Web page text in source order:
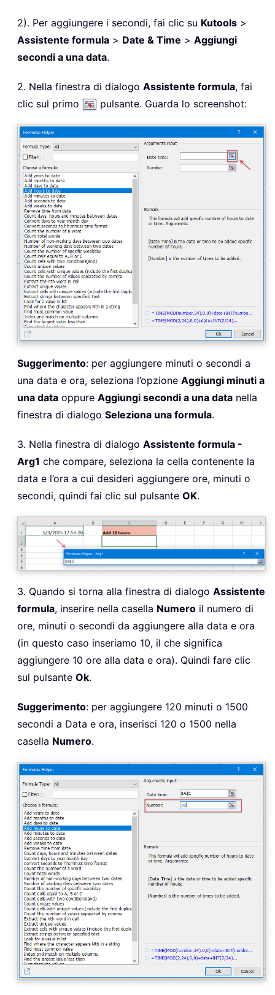
2). Per aggiungere i secondi, fai clic su Kutools >
Assistente formula > Date & Time > Aggiungi
secondi a una data.
2. Nella finestra di dialogo Assistente formula, fai
clic sul primo
pulsante. Guarda lo screenshot:
Suggerimento: per aggiungere minuti o secondi a
una data e ora, seleziona l’opzione Aggiungi minuti a
una data oppure Aggiungi secondi a una data nella
finestra di dialogo Seleziona una formula.
3. Nella finestra di dialogo Assistente formula -
Arg1 che compare, seleziona la cella contenente la
data e l’ora a cui desideri aggiungere ore, minuti o
secondi, quindi fai clic sul pulsante OK.
3. Quando si torna alla finestra di dialogo Assistente
formula, inserire nella casella Numero il numero di
ore, minuti o secondi da aggiungere alla data e ora
(in questo caso inseriamo 10, il che significa
aggiungere 10 ore alla data e ora). Quindi fare clic
sul pulsante Ok.
Suggerimento: per aggiungere 120 minuti o 1500
secondi a Data e ora, inserisci 120 o 1500 nella
casella Numero.